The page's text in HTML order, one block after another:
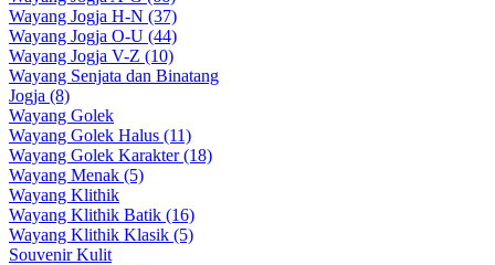
Wayang Jogja H-N (37)
Wayang Jogja O-U (44)
Wayang Jogja V-Z (10)
Wayang Senjata dan Binatang
Jogja (8)
Wayang Golek
Wayang Golek Halus (11)
Wayang Golek Karakter (18)
Wayang Menak (5)
Wayang Klithik
Wayang Klithik Batik (16)
Wayang Klithik Klasik (5)
Souvenir Kulit